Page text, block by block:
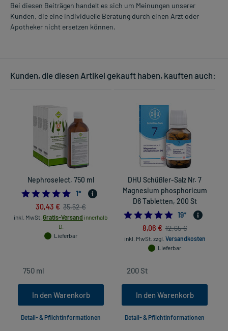
Bei diesen Beiträgen handelt es sich um Meinungen unserer
Kunden, die eine individuelle Beratung durch einen Arzt oder
Apotheker nicht ersetzen können.
Kunden, die diesen Artikel gekauft haben, kauften auch:
Nephroselect, 750 ml
5.0
1*
30,43 € 35,52 €
inkl. MwSt. Gratis-Versand innerhalb
D.
Lieferbar
In den Warenkorb
Detail- & Pflichtinformationen
DHU Schüßler-Salz Nr. 7
Magnesium phosphoricum
D6 Tabletten, 200 St
19*
8,06 € 12,65 €
inkl. MwSt. zzgl. Versandkosten
Lieferbar
In den Warenkorb
Detail- & Pflichtinformationen